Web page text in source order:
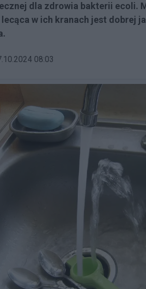
dla zdrowia bakterii ecoli.
w ich kranach jest dobrej
08:03